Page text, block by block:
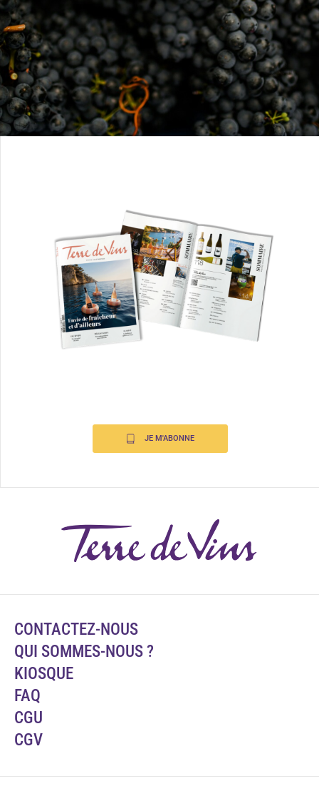
JE M'ABONNE
CONTACTEZ-NOUS
QUI SOMMES-NOUS ?
KIOSQUE
FAQ
CGU
CGV